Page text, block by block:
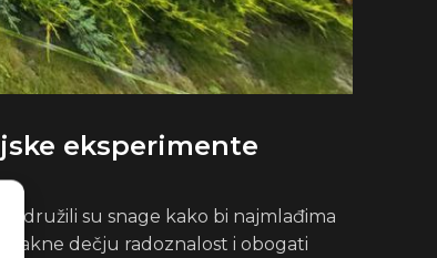
eksperimente
udružili su snage kako bi najmlađima
dečju radoznalost i obogati